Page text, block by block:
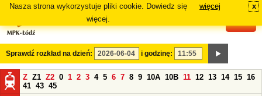
Nasza strona wykorzystuje pliki cookie. Dowiedz się
więcej.
więcej x
Sprawdź rozkład na dzień: i godzinę:
Z Z1 Z2 0 1 2 3 4 5 6 7 8 9 10A 10B 11 12 13 14 15 16
41 43 45